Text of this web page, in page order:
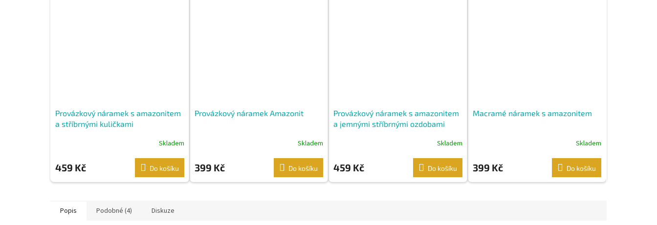
Provázkový náramek s amazonitem
a stříbrnými kuličkami
Skladem
459 Kč Do košíku
Provázkový náramek Amazonit
Skladem
399 Kč Do košíku
Provázkový náramek s amazonitem
a jemnými stříbrnými ozdobami
Skladem
459 Kč Do košíku
Macramé náramek s amazonitem
Skladem
399 Kč Do košíku
Popis Podobné (4) Diskuze